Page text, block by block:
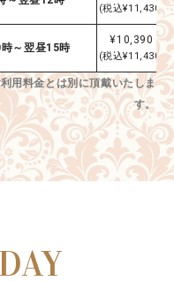
(税込¥11,430) (
～翌昼15時
¥10,390
(税込¥11,430) (
用料金とは別に頂戴いたしま
す。